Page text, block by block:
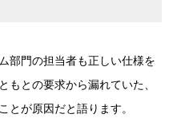
部門の担当者も正しい仕様を
との要求から漏れていた、
とが原因だと語ります。